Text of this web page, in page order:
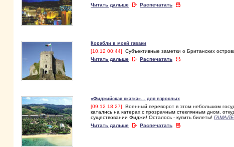
Читать дальше
Распечатать
Корабли в моей гавани
[10.12 00:44] Субъективные заметки о Британских
Читать дальше
Распечатать
«Фиджийская сказка»… для взрослых
[09.12 18:27] Военный переворот в этом небольшом
катались на катерах с прозрачным стеклянным дном,
существовании Фиджи! Осталось - купить билеты!
Читать дальше
Распечатать